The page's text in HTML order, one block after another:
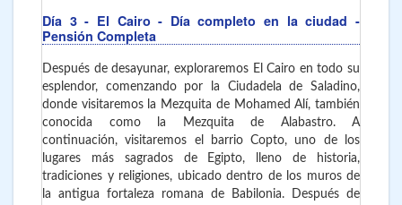
Día 3 - El Cairo- Día completo en la ciudad -
Pensión Completa
Después de desayunar, exploraremos El Cairo en todo su
esplendor, comenzando por la Ciudadela de Saladino,
donde visitaremos la Mezquita de Mohamed Alí, también
conocida como la Mezquita de Alabastro. A
continuación, visitaremos el barrio Copto, uno de los
lugares más sagrados de Egipto, lleno de historia,
tradiciones y religiones, ubicado dentro de los muros de
la antigua fortaleza romana de Babilonia. Después de